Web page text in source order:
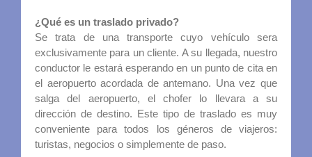
¿Qué es un traslado privado?
Se trata de una transporte cuyo vehículo sera
exclusivamente para un cliente. A su llegada, nuestro
conductor le estará esperando en un punto de cita en
el aeropuerto acordada de antemano. Una vez que
salga del aeropuerto, el chofer lo llevara a su
dirección de destino. Este tipo de traslado es muy
conveniente para todos los géneros de viajeros:
turistas, negocios o simplemente de paso.